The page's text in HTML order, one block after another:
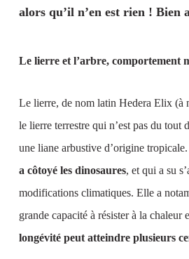
alors qu’il n’en est rien ! Bien
Le lierre et l’arbre, comportement
Le lierre, de nom latin Hedera Elix (à
le lierre terrestre qui n’est pas du tout
une liane arbustive d’origine tropicale.
a côtoyé les dinosaures, et qui a su
modifications climatiques. Elle a
grande capacité à résister à la chaleur
longévité peut atteindre plusieurs